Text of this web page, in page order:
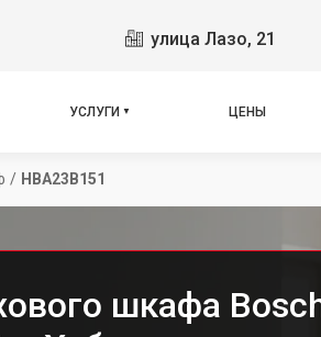
улица Лазо, 21
УСЛУГИ ЦЕНЫ
/ HBA23B151
шкафа